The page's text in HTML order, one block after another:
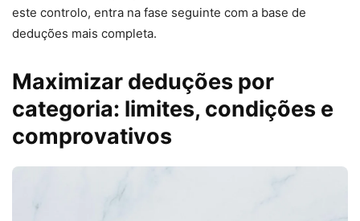
este controlo, entra na fase seguinte com a base de
deduções mais completa.
Maximizar deduções por
categoria: limites, condições e
comprovativos